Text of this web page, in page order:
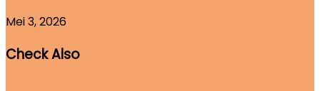
Mei 3, 2026
Check Also